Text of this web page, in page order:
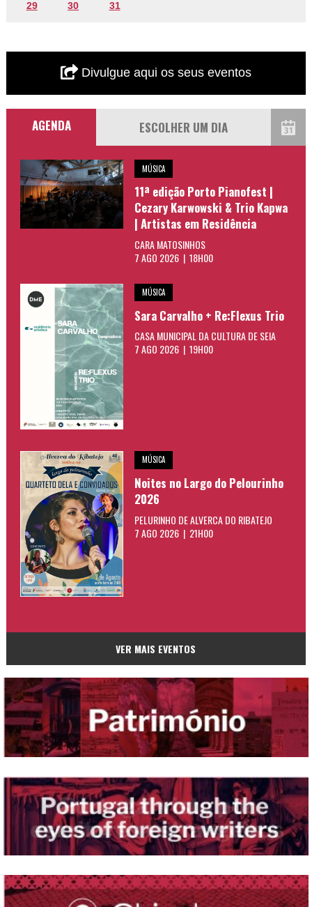
29
30 31
Divulgue aqui os seus eventos
AGENDA
MÚSICA
11ª edição Porto Pianofest |
Cezary Karwowski & Trio Kapwa
| Artistas em Residência
CARA MATOSINHOS
7 AGO 2026 | 18H00
MÚSICA
Sara Carvalho + Re:Flexus Trio
CASA MUNICIPAL DA CULTURA DE SEIA
7 AGO 2026 | 19H00
MÚSICA
Noites no Largo do Pelourinho
2026
PELURINHO DE ALVERCA DO RIBATEJO
7 AGO 2026 | 21H00
VER MAIS EVENTOS